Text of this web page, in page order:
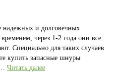
надежных и долговечных
через 1-2 года они все
Специально для таких случаев
купить запасные шнуры
Читать далее